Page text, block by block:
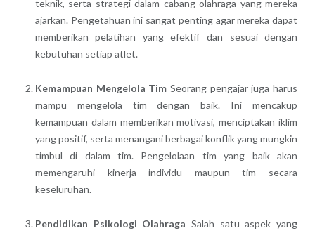
teknik, serta strategi dalam cabang olahraga yang mereka
ajarkan. Pengetahuan ini sangat penting agar mereka dapat
memberikan pelatihan yang efektif dan sesuai dengan
kebutuhan setiap atlet.
Kemampuan Mengelola Tim Seorang pengajar juga harus
mampu mengelola tim dengan baik. Ini mencakup
kemampuan dalam memberikan motivasi, menciptakan iklim
yang positif, serta menangani berbagai konflik yang mungkin
timbul di dalam tim. Pengelolaan tim yang baik akan
memengaruhi kinerja individu maupun tim secara
keseluruhan.
Pendidikan Psikologi Olahraga Salah satu aspek yang